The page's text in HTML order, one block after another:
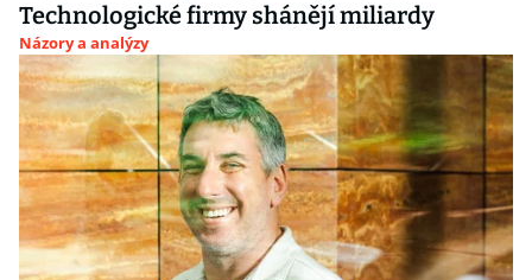
Technologické firmy shánějí miliardy
Názory a analýzy